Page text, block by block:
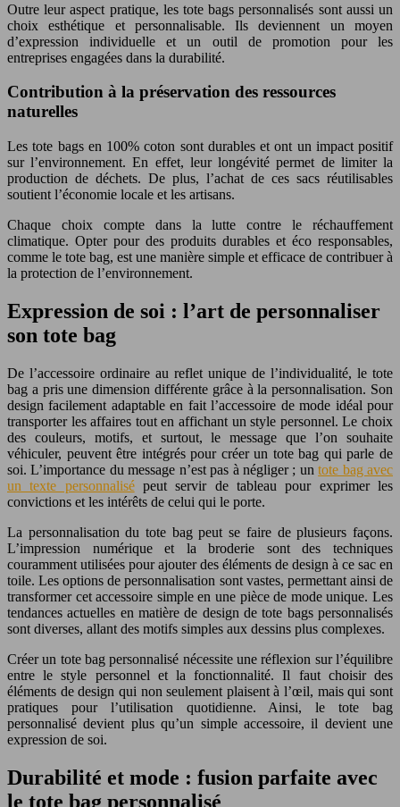
Outre leur aspect pratique, les tote bags personnalisés sont aussi un
choix esthétique et personnalisable. Ils deviennent un moyen
d’expression individuelle et un outil de promotion pour les
entreprises engagées dans la durabilité.
Contribution à la préservation des ressources
naturelles
Les tote bags en 100% coton sont durables et ont un impact positif
sur l’environnement. En effet, leur longévité permet de limiter la
production de déchets. De plus, l’achat de ces sacs réutilisables
soutient l’économie locale et les artisans.
Chaque choix compte dans la lutte contre le réchauffement
climatique. Opter pour des produits durables et éco responsables,
comme le tote bag, est une manière simple et efficace de contribuer à
la protection de l’environnement.
Expression de soi : l’art de personnaliser
son tote bag
De l’accessoire ordinaire au reflet unique de l’individualité, le tote
bag a pris une dimension différente grâce à la personnalisation. Son
design facilement adaptable en fait l’accessoire de mode idéal pour
transporter les affaires tout en affichant un style personnel. Le choix
des couleurs, motifs, et surtout, le message que l’on souhaite
véhiculer, peuvent être intégrés pour créer un tote bag qui parle de
soi. L’importance du message n’est pas à négliger ; untote bag avec
un texte personnalisépeut servir de tableau pour exprimer les
convictions et les intérêts de celui qui le porte.
La personnalisation du tote bag peut se faire de plusieurs façons.
L’impression numérique et la broderie sont des techniques
couramment utilisées pour ajouter des éléments de design à ce sac en
toile. Les options de personnalisation sont vastes, permettant ainsi de
transformer cet accessoire simple en une pièce de mode unique. Les
tendances actuelles en matière de design de tote bags personnalisés
sont diverses, allant des motifs simples aux dessins plus complexes.
Créer un tote bag personnalisé nécessite une réflexion sur l’équilibre
entre le style personnel et la fonctionnalité. Il faut choisir des
éléments de design qui non seulement plaisent à l’œil, mais qui sont
pratiques pour l’utilisation quotidienne. Ainsi, le tote bag
personnalisé devient plus qu’un simple accessoire, il devient une
expression de soi.
Durabilité et mode : fusion parfaite avec
le tote bag personnalisé